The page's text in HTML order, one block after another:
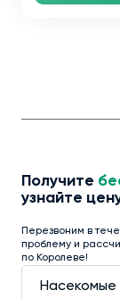
Получите
узнайте
Перезвоним в
проблему и
по Королеве!